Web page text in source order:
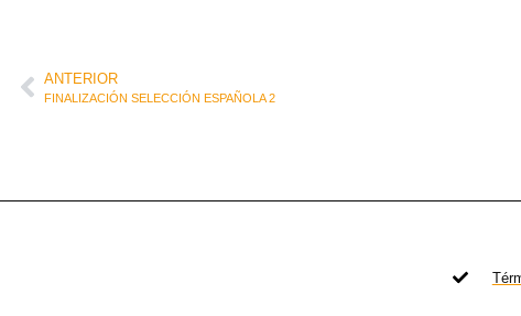
ANTERIOR
FINALIZACIÓN SELECCIÓN ESPAÑOLA 2